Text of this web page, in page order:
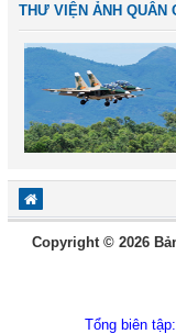
THƯ VIỆN ẢNH QUÂN
Copyright © 2026
Tổng biên tập: